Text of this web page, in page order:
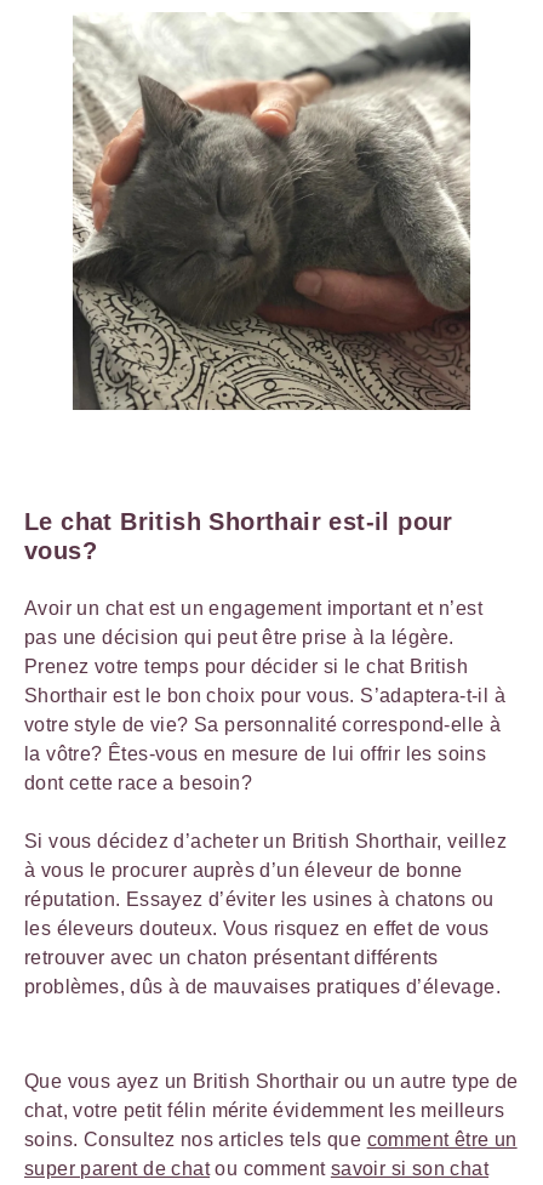
Le chat British Shorthair est-il pour
vous?
Avoir un chat est un engagement important et n’est
pas une décision qui peut être prise à la légère.
Prenez votre temps pour décider si le chat British
Shorthair est le bon choix pour vous. S’adaptera-t-il à
votre style de vie? Sa personnalité correspond-elle à
la vôtre? Êtes-vous en mesure de lui offrir les soins
dont cette race a besoin?
Si vous décidez d’acheter un British Shorthair, veillez
à vous le procurer auprès d’un éleveur de bonne
réputation. Essayez d’éviter les usines à chatons ou
les éleveurs douteux. Vous risquez en effet de vous
retrouver avec un chaton présentant différents
problèmes, dûs à de mauvaises pratiques d’élevage.
Que vous ayez un British Shorthair ou un autre type de
chat, votre petit félin mérite évidemment les meilleurs
soins. Consultez nos articles tels que comment être un
super parent de chatou comment savoir si son chat